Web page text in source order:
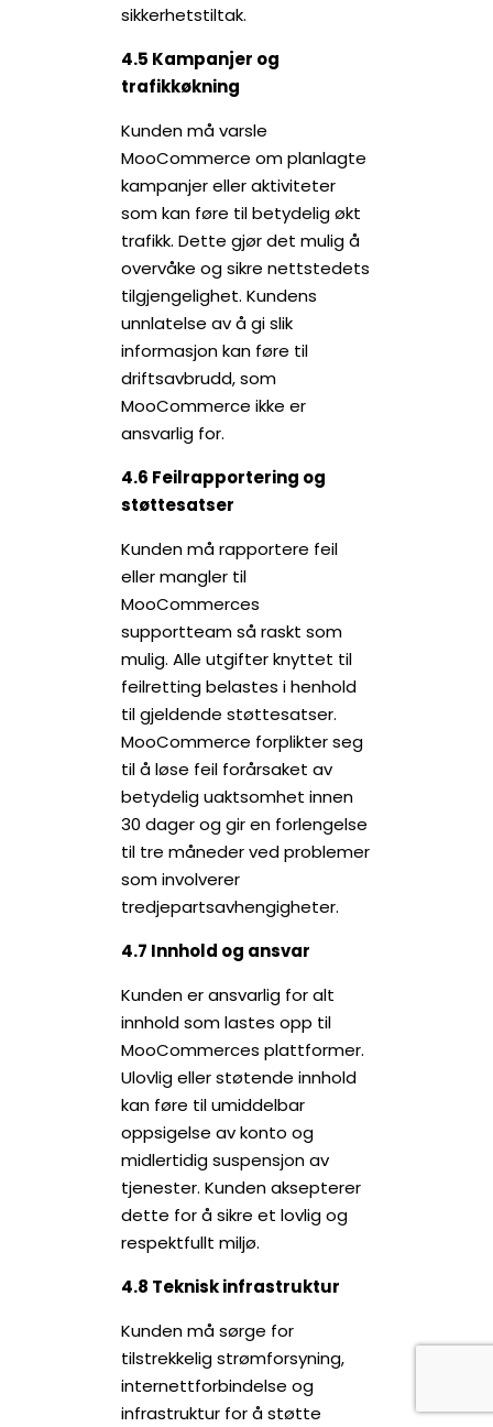
sikkerhetstiltak.
4.5 Kampanjer og
trafikkøkning
Kunden må varsle
MooCommerce om planlagte
kampanjer eller aktiviteter
som kan føre til betydelig økt
trafikk. Dette gjør det mulig å
overvåke og sikre nettstedets
tilgjengelighet. Kundens
unnlatelse av å gi slik
informasjon kan føre til
driftsavbrudd, som
MooCommerce ikke er
ansvarlig for.
4.6 Feilrapportering og
støttesatser
Kunden må rapportere feil
eller mangler til
MooCommerces
supportteam så raskt som
mulig. Alle utgifter knyttet til
feilretting belastes i henhold
til gjeldende støttesatser.
MooCommerce forplikter seg
til å løse feil forårsaket av
betydelig uaktsomhet innen
30 dager og gir en forlengelse
til tre måneder ved problemer
som involverer
tredjepartsavhengigheter.
4.7 Innhold og ansvar
Kunden er ansvarlig for alt
innhold som lastes opp til
MooCommerces plattformer.
Ulovlig eller støtende innhold
kan føre til umiddelbar
oppsigelse av konto og
midlertidig suspensjon av
tjenester. Kunden aksepterer
dette for å sikre et lovlig og
respektfullt miljø.
4.8 Teknisk infrastruktur
Kunden må sørge for
tilstrekkelig strømforsyning,
internettforbindelse og
infrastruktur for å støtte